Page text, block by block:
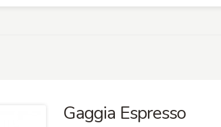
Gaggia Espresso